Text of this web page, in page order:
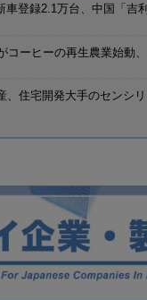
車登録2.1万台、中国「吉
コーヒーの再生農業始動
、住宅開発大手のセンシ